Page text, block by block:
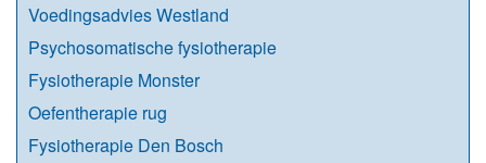
Voedingsadvies Westland
Psychosomatische fysiotherapie
Fysiotherapie Monster
Oefentherapie rug
Fysiotherapie Den Bosch